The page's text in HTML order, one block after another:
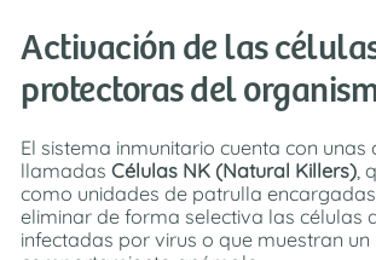
Activación de las
protectoras del
El sistema inmunitario cuenta con unas
llamadas Células NK (Natural Killers) ,
como unidades de patrulla
eliminar de forma selectiva las células
infectadas por virus o que muestran un